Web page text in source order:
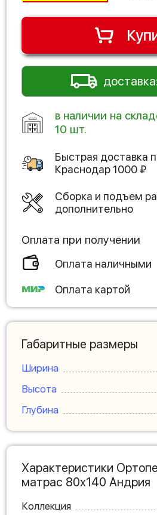
в наличии на
10 шт.
Быстрая доставка
Краснодар1000 ₽
Сборка и подъем
дополнительно
Оплата при получении
Оплата наличными
Оплата картой
Габаритные размеры
Ширина
Высота
Глубина
Характеристики
матрас 80х140 Андрия
Коллекция